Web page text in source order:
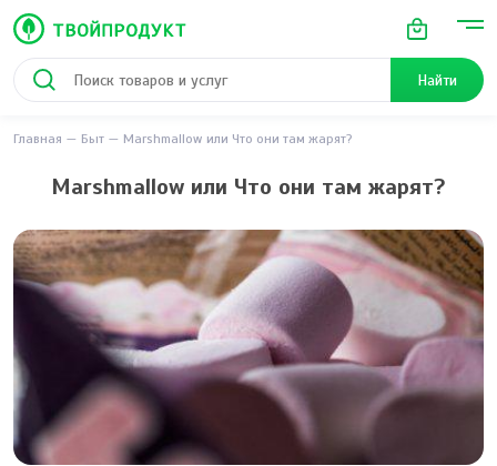
Найти
Главная Быт Marshmallow или Что они там жарят?
Marshmallow или Что они там жарят?